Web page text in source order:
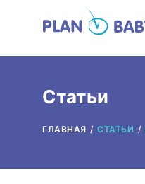
Статьи
ГЛАВНАЯ СТАТЬИ